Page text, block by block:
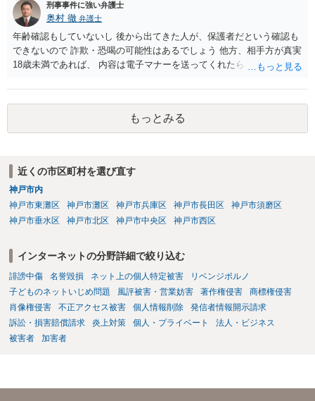
等は別として、一般的なレイアウトや配色、依頼者から提供された素
材を希望に沿って配置した部分には、通常、著作物性は認められにく
いと考えられます。仮に具体的な画面構成の一部に創作性が認められ
ても、その権利は当該部分に限られ、ご相談者の写真や文章等を制作
実績として掲載する権限まで当然に生じるものではありません。 もっ
の同意があれば別です。また、単に制作を担当した事実を記載した
り、公開中のサイトへリンクしたりする行為まで当然に禁止できると
は限りません。 人物写真については、通常のSNSへの無断掲載と同
様、掲載目的、態様、必要性、本人の特定可能性等から判断されま
りません。 まず、見積書、メール、チャット、デザイナーの利用規約
を確認したうえで、「提供素材及びこれを含む画面の複製・SNS掲載
を許諾しない」と書面で明確に通知することをお勧めします。すでに
掲載された場合は、URL、掲載日時、画面を保存してから削除を求め
刑事事件に強い弁護士
奥村 徹 弁護士
年齢確認もしていないし 後から出てきた人が、保護者だという確認も
できないので 詐欺・恐喝の可能性はあるでしょう 他方、相手方が真実
18歳未満であれば、 内容は電子マナーを送ってくれたら自慰行為など
画の尺は10分ほど、服を着たままで胸を触って欲しい、などの要望を
して、要求された金額(1000円程度)の電子マネーを送信してしまいま
した。 そこから、撮影するまで暇なので顔の雰囲気の写真を交換して
欲しい、住んでいる都道府県と区を教えてと言われたので教えたりと
能です。
もっとみる
近くの市区町村を選び直す
神戸市内
神戸市東灘区
神戸市灘区 神戸市兵庫区 神戸市長田区
神戸市須磨区
神戸市垂水区
神戸市北区 神戸市中央区 神戸市西区
インターネットの分野詳細で絞り込む
誹謗中傷 名誉毀損 ネット上の個人特定被害
リベンジポルノ
子どものネットいじめ問題
風評被害・営業妨害 著作権侵害
商標権侵害
肖像権侵害
不正アクセス被害 個人情報削除
発信者情報開示請求
訴訟・損害賠償請求
炎上対策 個人・プライベート
法人・ビジネス
被害者
加害者